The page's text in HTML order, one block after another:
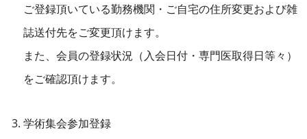
ご登録頂いている勤務機関・ご自宅の住所変更および雑
誌送付先をご変更頂けます。
また、会員の登録状況（入会日付・専門医取得日等々）
をご確認頂けます。
学術集会参加登録